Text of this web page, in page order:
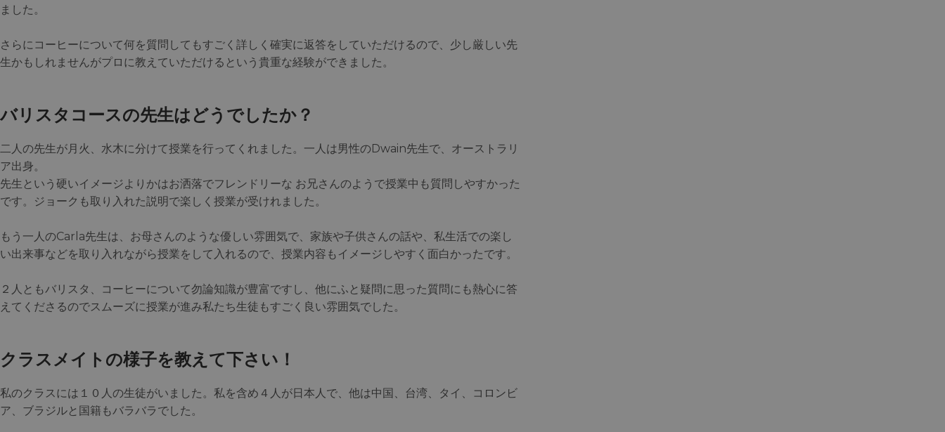
ました。
さらにコーヒーについて何を質問してもすごく詳しく確実に返答をしていただけるので、少し厳しい先
生かもしれませんがプロに教えていただけるという貴重な経験ができました。
バリスタコースの先生はどうでしたか？
二人の先生が月火、水木に分けて授業を行ってくれました。一人は男性のDwain先生で、オーストラリ
ア出身。
先生という硬いイメージよりかはお洒落でフレンドリーな お兄さんのようで授業中も質問しやすかった
です。ジョークも取り入れた説明で楽しく授業が受けれました。
もう一人のCarla先生は、お母さんのような優しい雰囲気で、家族や子供さんの話や、私生活での楽し
い出来事などを取り入れながら授業をして入れるので、授業内容もイメージしやすく面白かったです。
２人ともバリスタ、コーヒーについて勿論知識が豊富ですし、他にふと疑問に思った質問にも熱心に答
えてくださるのでスムーズに授業が進み私たち生徒もすごく良い雰囲気でした。
クラスメイトの様子を教えて下さい！
私のクラスには１０人の生徒がいました。私を含め４人が日本人で、他は中国、台湾、タイ、コロンビ
ア、ブラジルと国籍もバラバラでした。